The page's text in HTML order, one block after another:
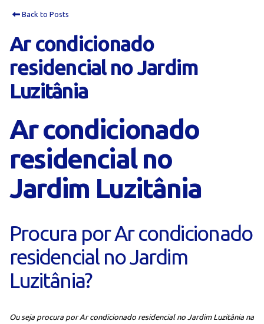
Back to Posts
Ar condicionado
residencial no Jardim
Luzitânia
Ar condicionado
residencial no
Jardim Luzitânia
Procura por Ar condicionado
residencial no Jardim
Luzitânia?
Ou seja procura por Ar condicionado residencial no Jardim Luzitânia na